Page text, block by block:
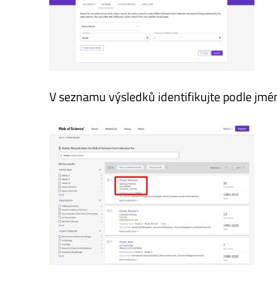
V seznamu výsledků identifikujte podle